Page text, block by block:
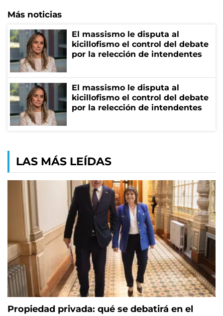
Más noticias
El massismo le disputa al
kicillofismo el control del debate
por la relección de intendentes
El massismo le disputa al
kicillofismo el control del debate
por la relección de intendentes
LAS MÁS LEÍDAS
Propiedad privada: qué se debatirá en el